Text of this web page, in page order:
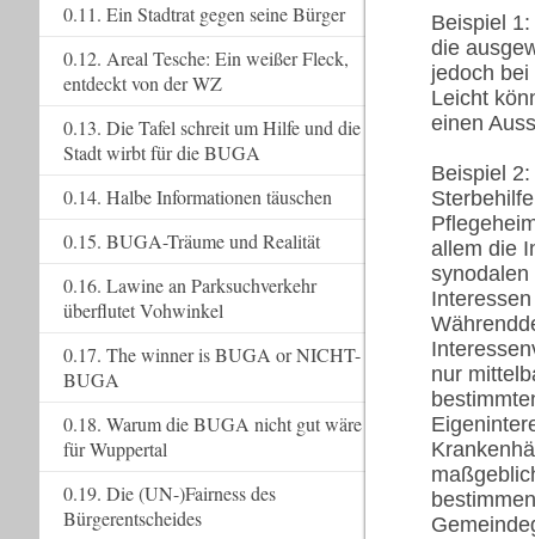
Beispiel
die
jedoch
Leicht
einen
Beispiel
allem die
nur
0.11. Ein Stadtrat gegen seine Bürger
0.12. Areal Tesche: Ein weißer Fleck,
entdeckt von der WZ
0.13. Die Tafel schreit um Hilfe und die
Stadt wirbt für die BUGA
0.14. Halbe Informationen täuschen
0.15. BUGA-Träume und Realität
0.16. Lawine an Parksuchverkehr
überflutet Vohwinkel
0.17. The winner is BUGA or NICHT-
BUGA
0.18. Warum die BUGA nicht gut wäre
für Wuppertal
0.19. Die (UN-)Fairness des
Bürgerentscheides